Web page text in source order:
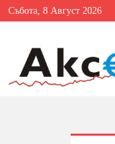
Събота, 8 Август 2026